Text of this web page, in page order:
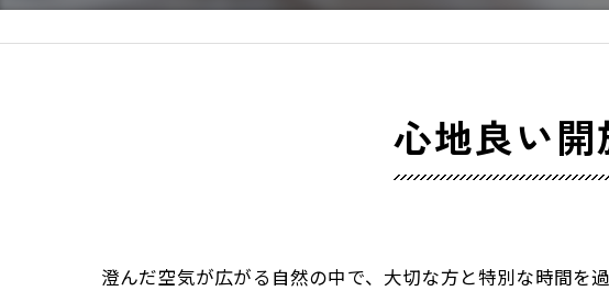
心地良い
澄んだ空気が広がる自然の中で、大切な方と特別な時間を